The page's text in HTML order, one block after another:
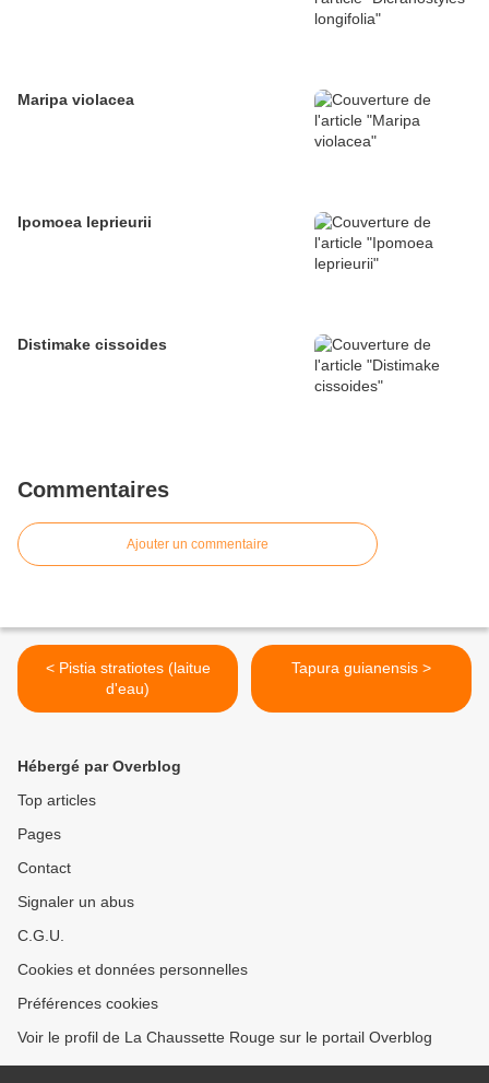
Maripa violacea
Ipomoea leprieurii
Distimake cissoides
Commentaires
Ajouter un commentaire
< Pistia stratiotes (laitue
d'eau)
Tapura guianensis >
Hébergé par Overblog
Top articles
Pages
Contact
Signaler un abus
C.G.U.
Cookies et données personnelles
Préférences cookies
Voir le profil de La Chaussette Rouge sur le portail Overblog